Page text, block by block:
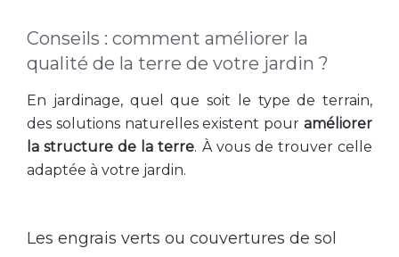
Conseils : comment améliorer la
qualité de la terre de votre jardin ?
En jardinage, quel que soit le type de terrain,
des solutions naturelles existent pour améliorer
la structure de la terre. À vous de trouver celle
adaptée à votre jardin.
Les engrais verts ou couvertures de sol